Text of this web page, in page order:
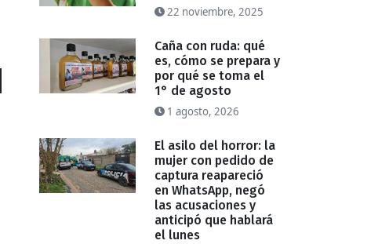
22 noviembre, 2025
Caña con ruda: qué
es, cómo se prepara y
por qué se toma el
1° de agosto
1 agosto, 2026
El asilo del horror: la
mujer con pedido de
captura reapareció
en WhatsApp, negó
las acusaciones y
anticipó que hablará
el lunes